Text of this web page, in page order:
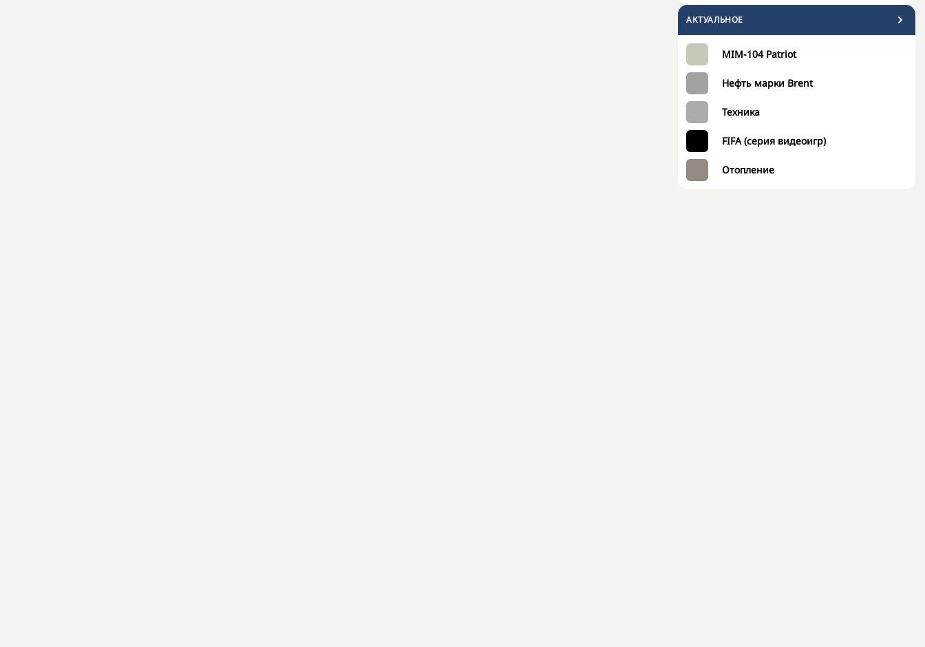
АКТУАЛЬНОЕ
MIM-104 Patriot
Нефть марки Brent
Техника
FIFA (серия видеоигр)
Отопление